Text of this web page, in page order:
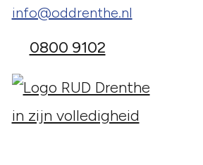
info@oddrenthe.nl
0800 9102